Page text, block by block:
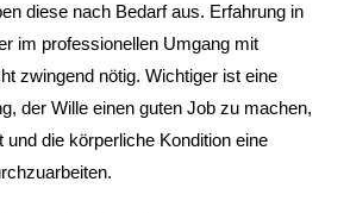
diese nach Bedarf aus. Erfahrung in
im professionellen Umgang mit
zwingend nötig. Wichtiger ist eine
der Wille einen guten Job zu machen,
und die körperliche Kondition eine